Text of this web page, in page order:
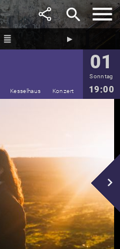
search
reorder ▶︎
01
Sonntag
19:00
Kesselhaus Konzert
navigate_next